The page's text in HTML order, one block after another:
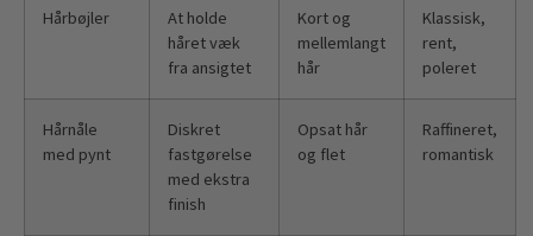
Hårbøjler
At holde
håret væk
fra ansigtet
Kort og
mellemlangt
hår
Klassisk,
rent,
poleret
Hårnåle
med pynt
Diskret
fastgørelse
med ekstra
finish
Opsat hår
og flet
Raffineret,
romantisk